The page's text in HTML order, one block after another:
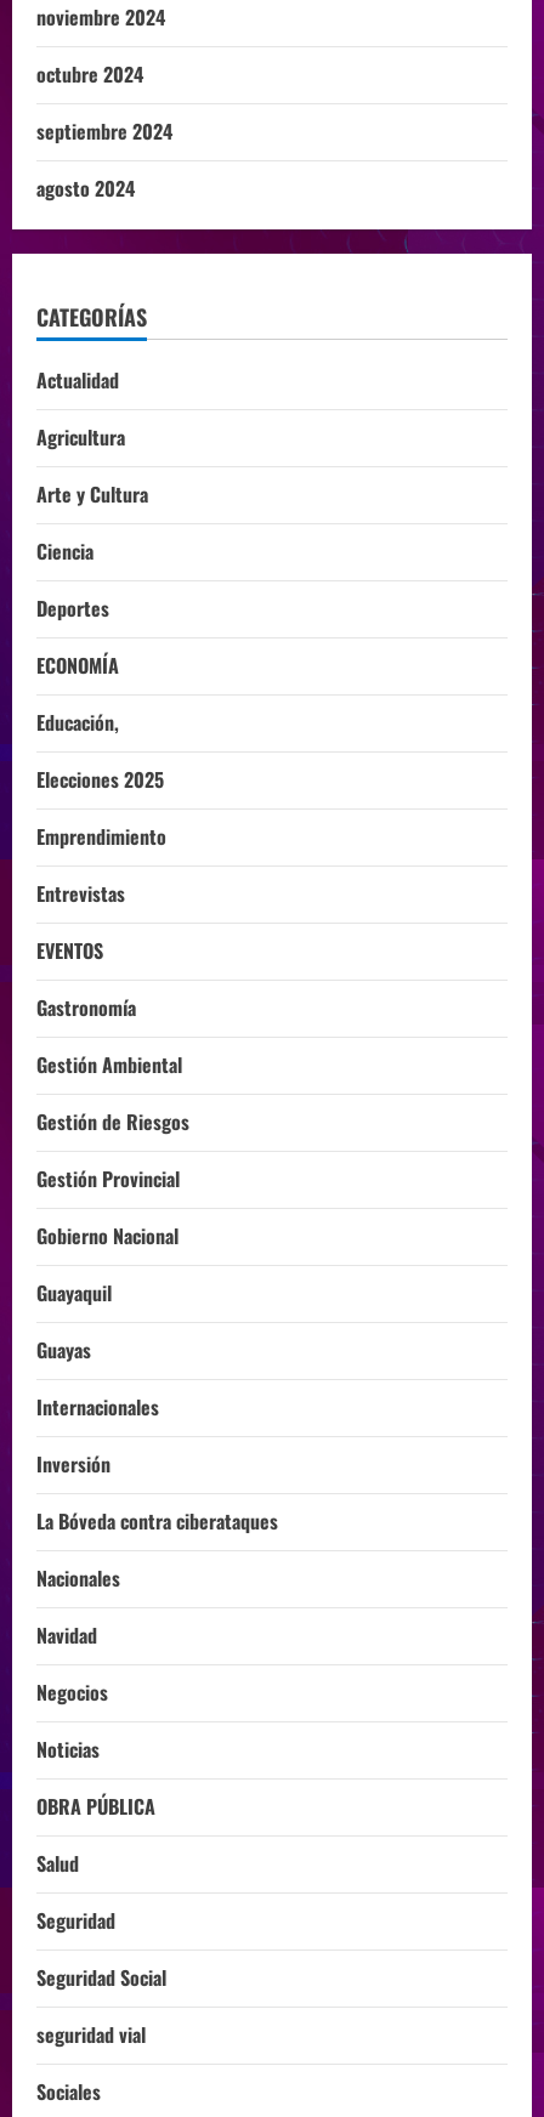
noviembre 2024
octubre 2024
septiembre 2024
agosto 2024
CATEGORÍAS
Actualidad
Agricultura
Arte y Cultura
Ciencia
Deportes
ECONOMÍA
Educación,
Elecciones 2025
Emprendimiento
Entrevistas
EVENTOS
Gastronomía
Gestión Ambiental
Gestión de Riesgos
Gestión Provincial
Gobierno Nacional
Guayaquil
Guayas
Internacionales
Inversión
La Bóveda contra ciberataques
Nacionales
Navidad
Negocios
Noticias
OBRA PÚBLICA
Salud
Seguridad
Seguridad Social
seguridad vial
Sociales